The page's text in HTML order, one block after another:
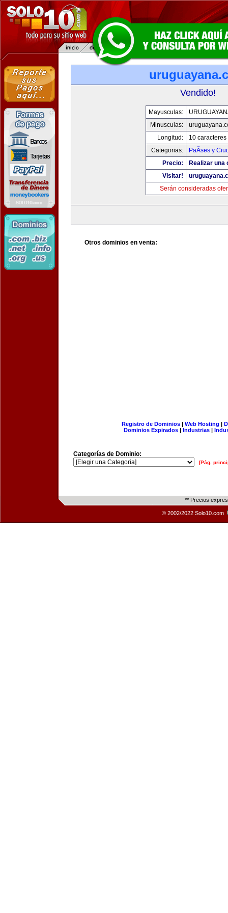
Vendido!
Mayusculas:
Minusculas:
Longitud:
10 caracteres
Categorias:
PaÃ­ses y
Precio:
Realizar una
Visitar!
Serán consideradas
Otros dominios en venta:
Registro de Dominios| Web Hosting |
Dominios Expirados | Industrias |
Categorías de Dominio:
[Pág.
** Precios
© 2002/2022 Solo10.com